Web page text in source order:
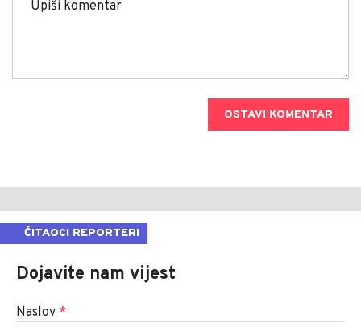
OSTAVI KOMENTAR
ČITAOCI REPORTERI
Dojavite nam vijest
Naslov *